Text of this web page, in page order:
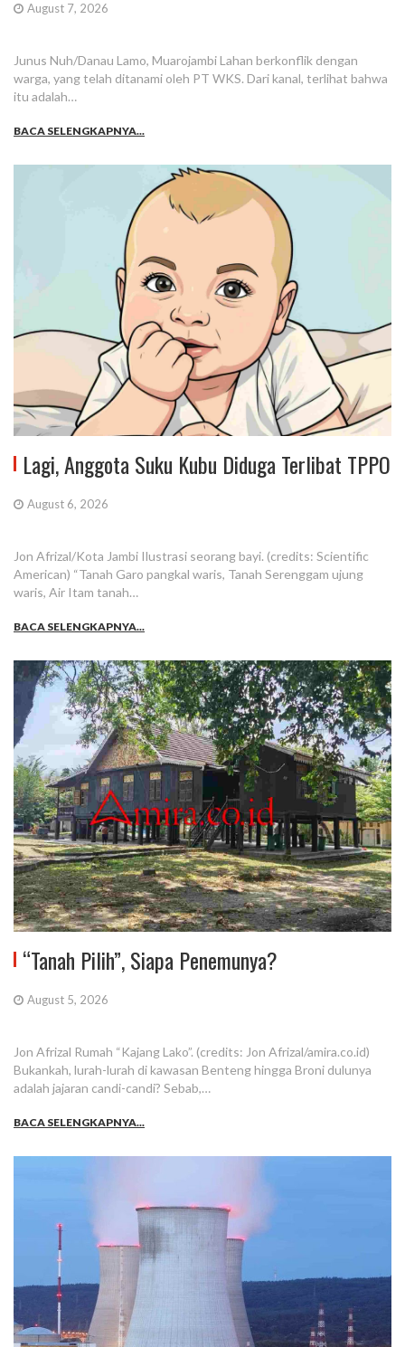
August 7, 2026
Junus Nuh/Danau Lamo, Muarojambi Lahan berkonflik dengan
warga, yang telah ditanami oleh PT WKS. Dari kanal, terlihat bahwa
itu adalah…
BACA SELENGKAPNYA...
Lagi, Anggota Suku Kubu Diduga Terlibat TPPO
August 6, 2026
Jon Afrizal/Kota Jambi Ilustrasi seorang bayi. (credits: Scientific
American) “Tanah Garo pangkal waris, Tanah Serenggam ujung
waris, Air Itam tanah…
BACA SELENGKAPNYA...
“Tanah Pilih”, Siapa Penemunya?
August 5, 2026
Jon Afrizal Rumah “Kajang Lako”. (credits: Jon Afrizal/amira.co.id)
Bukankah, lurah-lurah di kawasan Benteng hingga Broni dulunya
adalah jajaran candi-candi? Sebab,…
BACA SELENGKAPNYA...